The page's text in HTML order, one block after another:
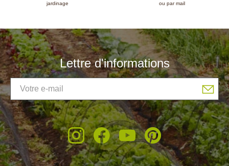
jardinage
ou par mail
Lettre d'informations